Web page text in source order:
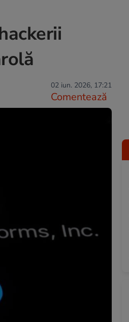
02 iun. 2026, 17:21
Comentează